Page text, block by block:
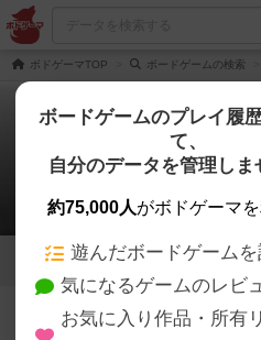
ボドゲーマTOP ボードゲームの検索
ゼヘ
0件のリプ
3 3
ゼヘツの
ボードゲームのプレイ履
て、
自分のデータを管理しま
約75,000人がボドゲーマを
遊んだボードゲーム
気になるゲームのレビ
お気に入り作品・所有